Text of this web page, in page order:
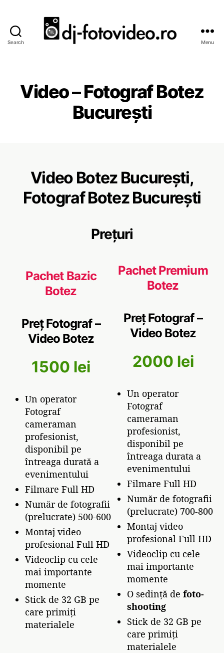
Search
n
i
o
s
i
V
d
e
Menu
Video – Fotograf Botez
București
Video Botez București,
Fotograf Botez București
Prețuri
Pachet Bazic
Botez
Preț Fotograf –
Video Botez
1500 lei
Un operator
Fotograf
cameraman
profesionist,
disponibil pe
întreaga durată a
evenimentului
Filmare Full HD
Număr de fotografii
(prelucrate) 500-600
Montaj video
profesional Full HD
Videoclip cu cele
mai importante
momente
Stick de 32 GB pe
care primiți
materialele
Pachet Premium
Botez
Preț Fotograf –
Video Botez
2000 lei
Un operator
Fotograf
cameraman
profesionist,
disponibil pe
întreaga durata a
evenimentului
Filmare Full HD
Număr de fotografii
(prelucrate) 700-800
Montaj video
profesional Full HD
Videoclip cu cele
mai importante
momente
O sedință de foto-
shooting
Stick de 32 GB pe
care primiți
materialele